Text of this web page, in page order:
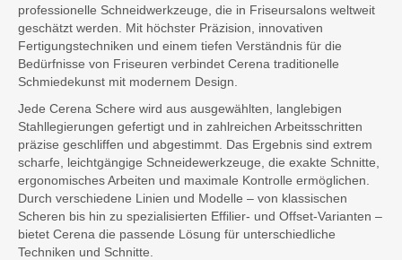
professionelle Schneidwerkzeuge, die in Friseursalons weltweit
geschätzt werden. Mit höchster Präzision, innovativen
Fertigungstechniken und einem tiefen Verständnis für die
Bedürfnisse von Friseuren verbindet Cerena traditionelle
Schmiedekunst mit modernem Design.
Jede Cerena Schere wird aus ausgewählten, langlebigen
Stahllegierungen gefertigt und in zahlreichen Arbeitsschritten
präzise geschliffen und abgestimmt. Das Ergebnis sind extrem
scharfe, leichtgängige Schneidewerkzeuge, die exakte Schnitte,
ergonomisches Arbeiten und maximale Kontrolle ermöglichen.
Durch verschiedene Linien und Modelle – von klassischen
Scheren bis hin zu spezialisierten Effilier- und Offset-Varianten –
bietet Cerena die passende Lösung für unterschiedliche
Techniken und Schnitte.